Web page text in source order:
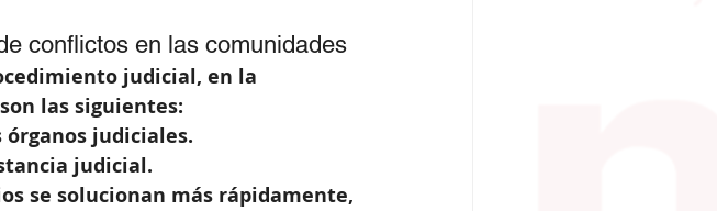
conflictos en las comunidades
judicial, en la
las siguientes:
órganos judiciales.
judicial.
se solucionan más rápidamente,